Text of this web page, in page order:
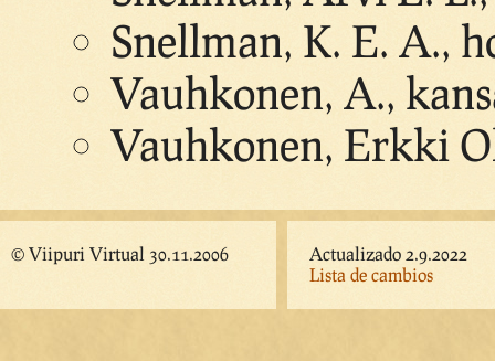
Snellman, K. E. A.,
Vauhkonen, A.,
Vauhkonen, Erkki
© Viipuri Virtual 30.11.2006
Actualizado 2.9.2022
Lista de cambios